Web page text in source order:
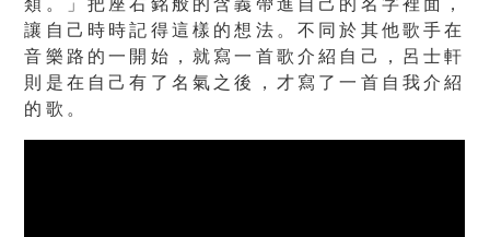
讓自己時時記得這樣的想法。不同於其他歌手在
音樂路的一開始，就寫一首歌介紹自己，呂士軒
則是在自己有了名氣之後，才寫了一首自我介紹
的歌。